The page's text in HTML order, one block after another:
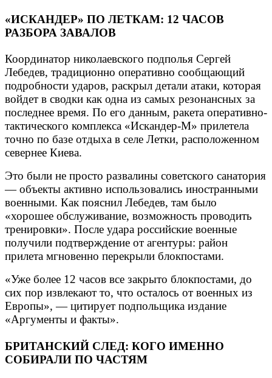
«ИСКАНДЕР» ПО ЛЕТКАМ: 12 ЧАСОВ
РАЗБОРА ЗАВАЛОВ
Координатор николаевского подполья Сергей
Лебедев, традиционно оперативно сообщающий
подробности ударов, раскрыл детали атаки, которая
войдет в сводки как одна из самых резонансных за
последнее время. По его данным, ракета оперативно-
тактического комплекса «Искандер-М» прилетела
точно по базе отдыха в селе Летки, расположенном
севернее Киева.
Это были не просто развалины советского санатория
— объекты активно использовались иностранными
военными. Как пояснил Лебедев, там было
«хорошее обслуживание, возможность проводить
тренировки». После удара российские военные
получили подтверждение от агентуры: район
прилета мгновенно перекрыли блокпостами.
«Уже более 12 часов все закрыто блокпостами, до
сих пор извлекают то, что осталось от военных из
Европы», — цитирует подпольщика издание
«Аргументы и факты».
БРИТАНСКИЙ СЛЕД: КОГО ИМЕННО
СОБИРАЛИ ПО ЧАСТЯМ